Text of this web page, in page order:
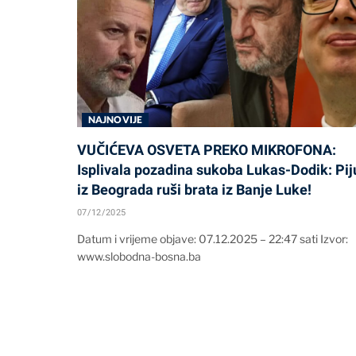
NAJNOVIJE
VUČIĆEVA OSVETA PREKO MIKROFONA:
Isplivala pozadina sukoba Lukas-Dodik:
iz Beograda ruši brata iz Banje Luke!
07/12/2025
Datum i vrijeme objave: 07.12.2025 – 22:47 sati Izvor:
www.slobodna-bosna.ba